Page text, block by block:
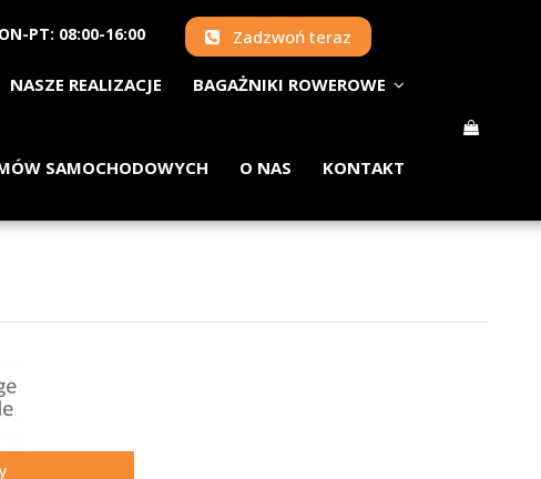
PT: 08:00-16:00 Zadzwoń teraz
NASZE REALIZACJE BAGAŻNIKI ROWEROWE
SAMOCHODOWYCH O NAS KONTAKT